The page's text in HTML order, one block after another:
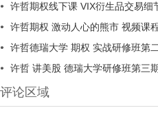
许哲期权线下课 VIX衍生品交易细
许哲期权 激动人心的熊市 视频课
许哲德瑞大学 期权 实战研修班第二期 期
许哲 讲美股 德瑞大学研修班第三
评论区域